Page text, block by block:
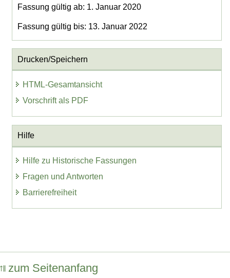
Fassung gültig ab: 1. Januar 2020
Fassung gültig bis: 13. Januar 2022
Drucken/Speichern
HTML-Gesamtansicht
Vorschrift als PDF
Hilfe
Hilfe zu Historische Fassungen
Fragen und Antworten
Barrierefreiheit
zum Seitenanfang